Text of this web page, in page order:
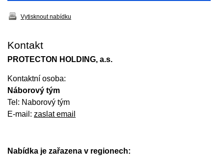
Vytisknout nabídku
Kontakt
PROTECTON HOLDING, a.s.
Kontaktní osoba:
Náborový tým
Tel: Naborový tým
E-mail: zaslat email
Nabídka je zařazena v regionech: